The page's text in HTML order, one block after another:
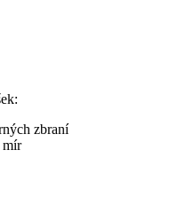
zbraní
mír